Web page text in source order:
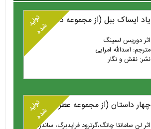
یاد ایساک ببل (از مجموعه داستان دلیله)
اثر دوریس لسینگ
مترجم: اسدالله امرایی
نشر: نقش و نگار
تولید
شده
چهار داستان (از مجموعه عطر پنهان در باد )
تولید
شده